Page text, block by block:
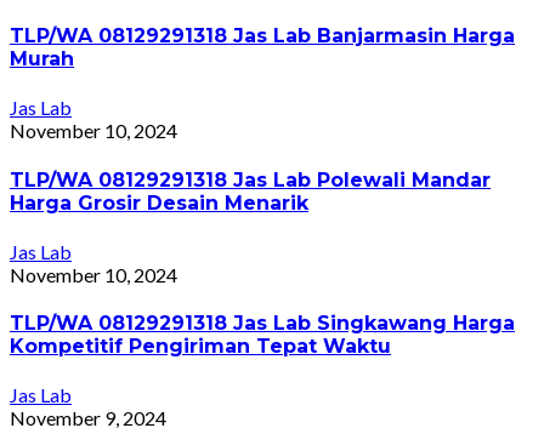
TLP/WA 08129291318 Jas Lab Banjarmasin Harga
Murah
Jas Lab
November 10, 2024
TLP/WA 08129291318 Jas Lab Polewali Mandar
Harga Grosir Desain Menarik
Jas Lab
November 10, 2024
TLP/WA 08129291318 Jas Lab Singkawang Harga
Kompetitif Pengiriman Tepat Waktu
Jas Lab
November 9, 2024